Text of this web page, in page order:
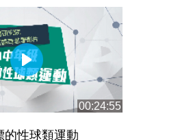
00:24:55
的性球類運動